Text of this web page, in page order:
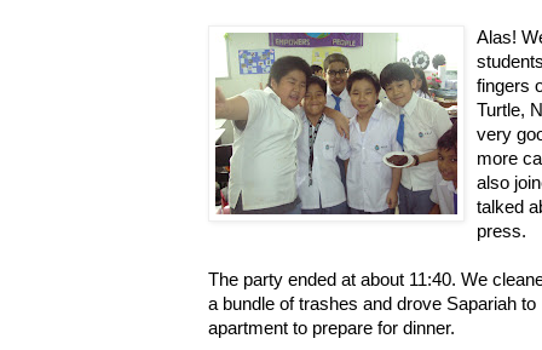
Alas!
fingers
Turtle,
very
more
also
talked
press.
The party ended at about 11:40. We
a bundle of trashes and drove Sapariah
apartment to prepare for dinner.